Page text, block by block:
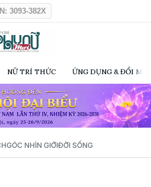
3093-382X
NỮ TRÍ THỨC ỨNG DỤNG & ĐỔI
GÓC NHÌN GIỚIĐỜI SỐNG